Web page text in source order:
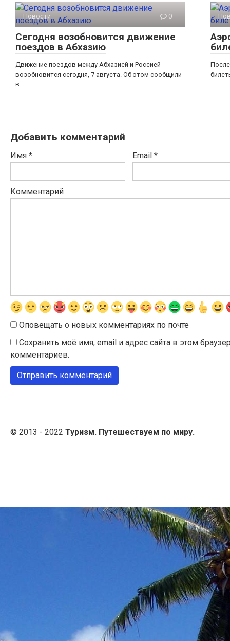
Новости 0
Сегодня возобновится движение
поездов в Абхазию
Движение поездов между Абхазией и Россией
возобновится сегодня, 7 августа. Об этом сообщили
в
Добавить комментарий
Имя * Email *
Комментарий
Оповещать о новых комментариях по почте
Сохранить моё имя, email и адрес сайта в этом
комментариев.
© 2013 - 2022 Туризм. Путешествуем по миру.